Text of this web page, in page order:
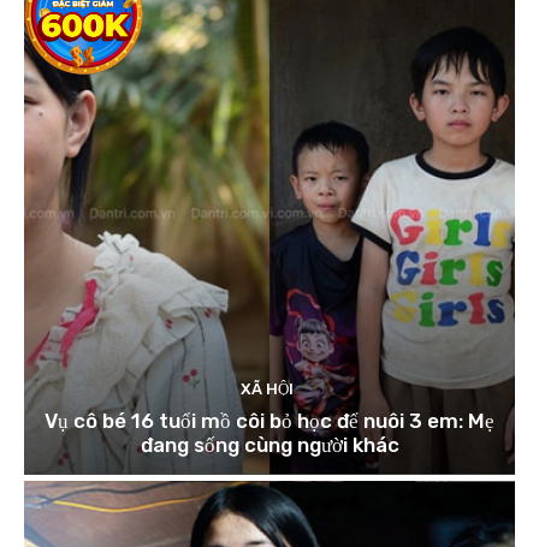
XÃ HỘI
Vụ cô bé 16 tuổi mồ côi bỏ học để nuôi 3 em: Mẹ
đang sống cùng người khác